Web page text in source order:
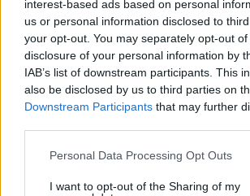
interest-based ads based on personal
us or personal information disclosed to
your opt-out. You may separately opt-out
disclosure of your personal information by
IAB’s list of downstream participants. This
also be disclosed by us to third parties on
Downstream Participants that may further
Please note that this website/app uses one
not limited to your visit or usage behaviour.
Personal Data Processing Opt Outs
I want to opt-out of the Sharing of my
Τι συμβολίζει το νέο λογότυπο του Μετρό